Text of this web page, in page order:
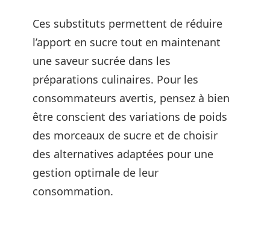
Ces substituts permettent de réduire
l’apport en sucre tout en maintenant
une saveur sucrée dans les
préparations culinaires. Pour les
consommateurs avertis, pensez à bien
être conscient des variations de poids
des morceaux de sucre et de choisir
des alternatives adaptées pour une
gestion optimale de leur
consommation.